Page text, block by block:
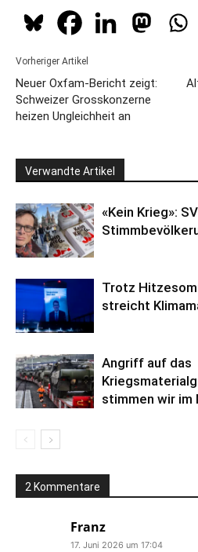
Vorheriger Artikel
Neuer Oxfam-Bericht zeigt:
Schweizer Grosskonzerne
heizen Ungleichheit an
Verwandte Artikel
«Kein Krieg»:
Trotz
streicht
Angriff auf das
stimmen wir im
2 Kommentare
Franz
17. Juni 2026 um 17:04